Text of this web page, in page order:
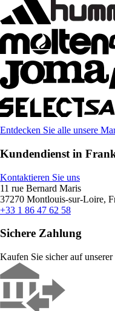
Entdecken Sie alle unsere
Kundendienst in
Kontaktieren Sie uns
11 rue Bernard Maris
37270 Montlouis-sur-Loire,
+33 1 86 47 62 58
Sichere Zahlung
Kaufen Sie sicher auf unserer